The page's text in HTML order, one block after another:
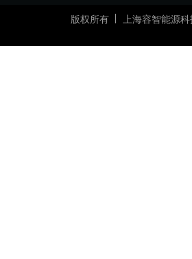
版权所有 上海容智能源